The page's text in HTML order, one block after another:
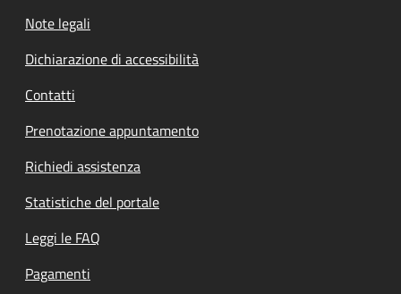
Note legali
Dichiarazione di accessibilità
Contatti
Prenotazione appuntamento
Richiedi assistenza
Statistiche del portale
Leggi le FAQ
Pagamenti